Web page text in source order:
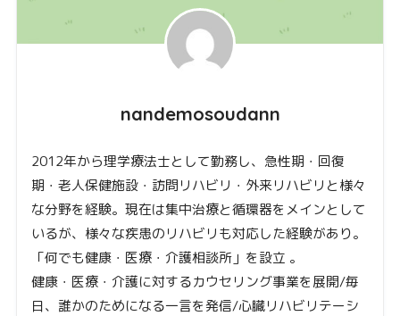
nandemosoudann
2012年から理学療法士として勤務し、急性期・回復
期・老人保健施設・訪問リハビリ・外来リハビリと様々
な分野を経験。現在は集中治療と循環器をメインとして
いるが、様々な疾患のリハビリも対応した経験があり。
「何でも健康・医療・介護相談所」を設立 。
健康・医療・介護に対するカウセリング事業を展開/毎
日、誰かのためになる一言を発信/心臓リハビリテーシ